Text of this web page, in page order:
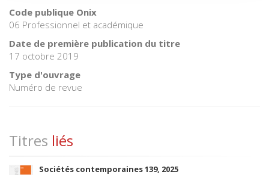
Code publique Onix
06 Professionnel et académique
Date de première publication du titre
17 octobre 2019
Type d'ouvrage
Numéro de revue
Titres liés
Sociétés contemporaines 139, 2025